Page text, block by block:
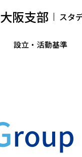
大阪支部 スタ
設立・活動基準